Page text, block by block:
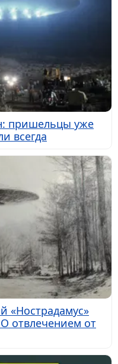
пришельцы уже
всегда
«Нострадамус»
отвлечением от